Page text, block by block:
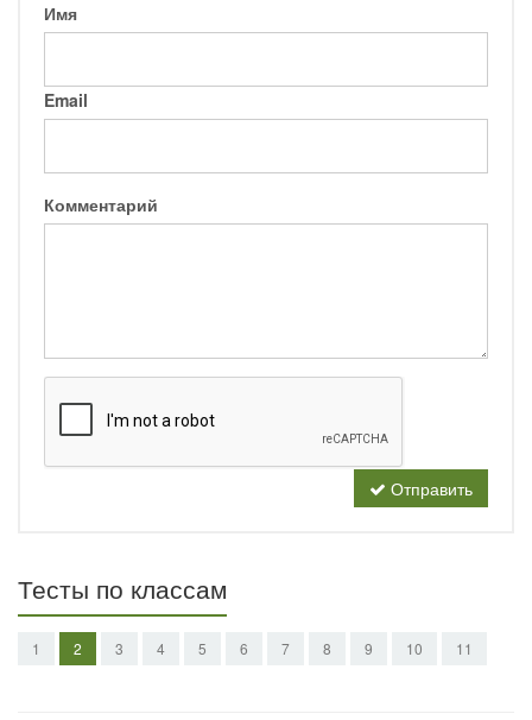
Имя
Email
Комментарий
Отправить
Тесты по классам
1 2 3 4 5 6 7 8 9 10 11